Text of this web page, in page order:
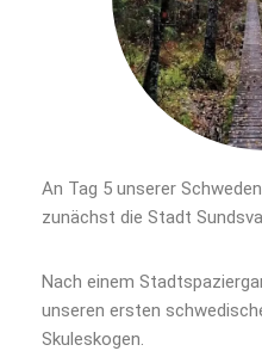
An Tag 5 unserer
zunächst die Stadt
Nach einem
unseren ersten
Skuleskogen.